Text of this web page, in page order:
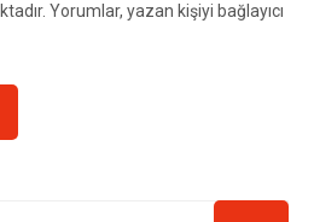
Yorumlar, yazan kişiyi bağlayıcı